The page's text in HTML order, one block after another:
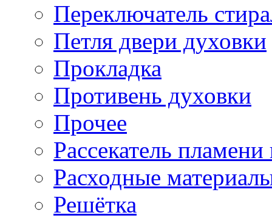
Переключатель
Петля двери духовки
Прокладка
Противень духовки
Прочее
Рассекатель
Расходные
Решётка